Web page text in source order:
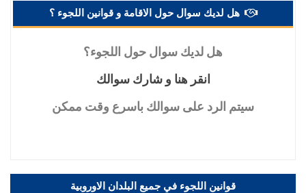
هل لديك سوال حول الاقامة و قوانين اللجوء ؟
هل لديك سوال حول اللجوء؟
انقر هنا و شارك سوالك
سيتم الرد على سوالك باسرع وقت ممكن
قوانين اللجوء في جميع البلدان الاوروبية